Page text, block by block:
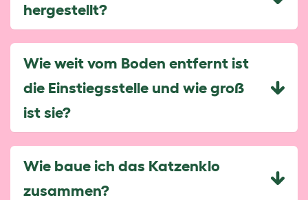
hergestellt?
Wie weit vom Boden entfernt ist
die Einstiegsstelle und wie groß
ist sie?
Wie baue ich das Katzenklo
zusammen?